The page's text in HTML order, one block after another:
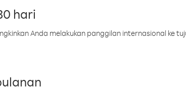
hari
Anda melakukan panggilan internasional ke